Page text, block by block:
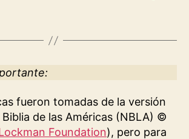
fueron tomadas de la versión
de las Américas (NBLA) ©
Foundation), pero para